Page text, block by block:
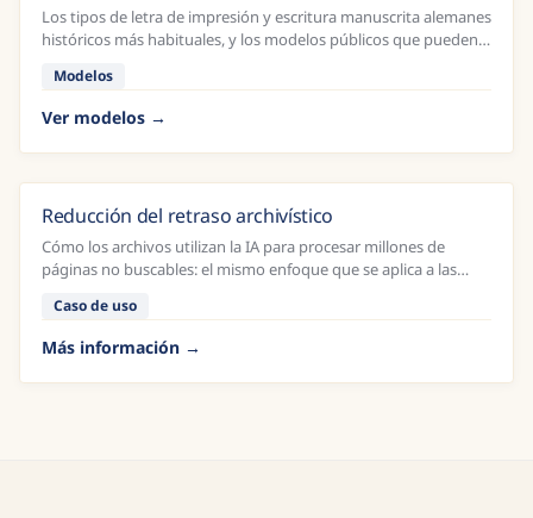
Los tipos de letra de impresión y escritura manuscrita alemanes
históricos más habituales, y los modelos públicos que pueden
Modelos
Ver modelos
Reducción del retraso archivístico
Cómo los archivos utilizan la IA para procesar millones de
páginas no buscables: el mismo enfoque que se aplica a las
Caso de uso
Más información